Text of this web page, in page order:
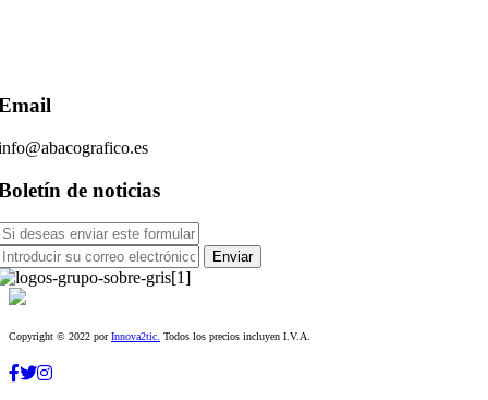
de noticias
Copyright © 2022 porInnova2tic. Todos los precios incluyen I.V.A.